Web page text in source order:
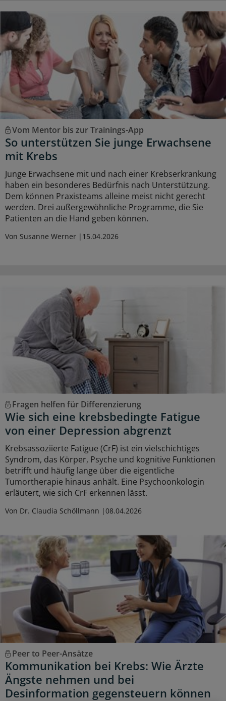
Vom Mentor bis zur Trainings-App
So unterstützen Sie junge Erwachsene
mit Krebs
Junge Erwachsene mit und nach einer Krebserkrankung
haben ein besonderes Bedürfnis nach Unterstützung.
Dem können Praxisteams alleine meist nicht gerecht
werden. Drei außergewöhnliche Programme, die Sie
Patienten an die Hand geben können.
Von Susanne Werner 15.04.2026
Fragen helfen für Differenzierung
Wie sich eine krebsbedingte Fatigue
von einer Depression abgrenzt
Krebsassoziierte Fatigue (CrF) ist ein vielschichtiges
Syndrom, das Körper, Psyche und kognitive Funktionen
betrifft und häufig lange über die eigentliche
Tumortherapie hinaus anhält. Eine Psychoonkologin
erläutert, wie sich CrF erkennen lässt.
Von Dr. Claudia Schöllmann 08.04.2026
Peer to Peer-Ansätze
Kommunikation bei Krebs: Wie Ärzte
Ängste nehmen und bei
Desinformation gegensteuern können